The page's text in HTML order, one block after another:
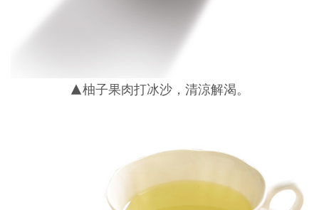
▲柚子果肉打冰沙，清涼解渴。